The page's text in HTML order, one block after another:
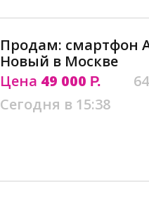
Продам: смартфон
Новый в Москве
Цена 49 000 Р.
Сегодня в 15:38